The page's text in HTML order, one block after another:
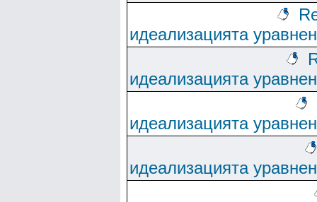
идеализацията
идеализацията
идеализацията
идеализацията